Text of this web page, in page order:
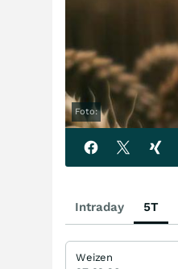
Foto:
Intraday 5T
Weizen